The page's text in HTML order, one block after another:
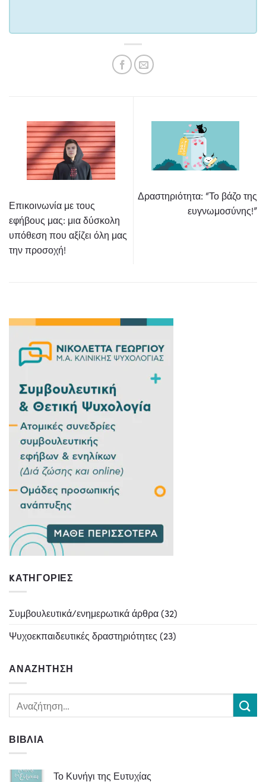
Επικοινωνία με τους
εφήβους μας: μια δύσκολη
υπόθεση που αξίζει όλη μας
την προσοχή!
Δραστηριότητα: “Το βάζο της
ευγνωμοσύνης!”
KΑΤΗΓΟΡΊΕΣ
Συμβουλευτικά/ενημερωτικά άρθρα(32)
Ψυχοεκπαιδευτικές δραστηριότητες (23)
ΑΝΑΖΉΤΗΣΗ
ΒΙΒΛΊΑ
Το Κυνήγι της Ευτυχίας